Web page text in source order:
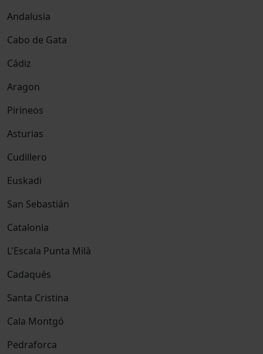
Andalusia
Cabo de Gata
Cádiz
Aragon
Pirineos
Asturias
Cudillero
Euskadi
San Sebastián
Catalonia
L'Escala Punta Milà
Cadaqués
Santa Cristina
Cala Montgó
Pedraforca